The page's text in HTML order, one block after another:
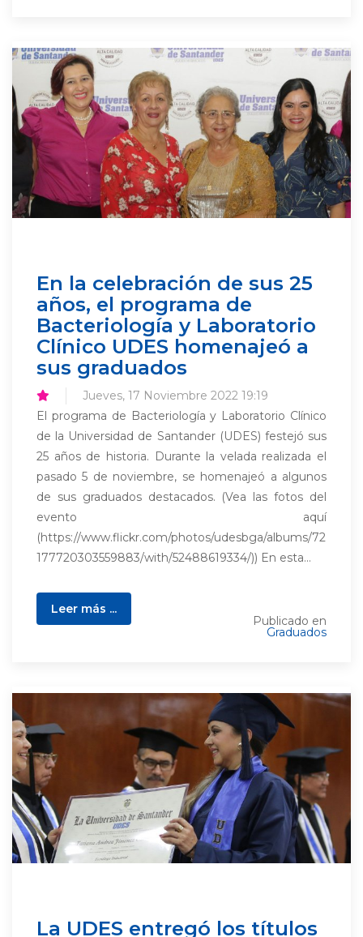
En la celebración de sus 25
años, el programa de
Bacteriología y Laboratorio
Clínico UDES homenajeó a
sus graduados
Jueves, 17 Noviembre 2022 19:19
El programa de Bacteriología y Laboratorio Clínico
de la Universidad de Santander (UDES) festejó sus
25 años de historia. Durante la velada realizada el
pasado 5 de noviembre, se homenajeó a algunos
de sus graduados destacados. (Vea las fotos del
evento aquí
(https://www.flickr.com/photos/udesbga/albums/72
177720303559883/with/52488619334/)) En esta...
Leer más ...
Publicado en
Graduados
La UDES entregó los títulos